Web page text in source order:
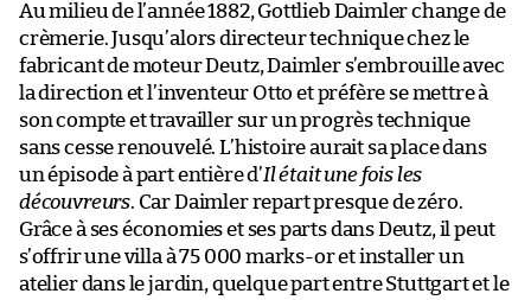
Au milieu de l’année 1882, Gottlieb Daimler change de
crèmerie. Jusqu’alors directeur technique chez le
fabricant de moteur Deutz, Daimler s’embrouille avec
la direction et l’inventeur Otto et préfère se mettre à
son compte et travailler sur un progrès technique
sans cesse renouvelé. L’histoire aurait sa place dans
un épisode à part entière d’Il était une fois les
découvreurs. Car Daimler repart presque de zéro.
Grâce à ses économies et ses parts dans Deutz, il peut
s’offrir une villa à 75 000 marks-or et installer un
atelier dans le jardin, quelque part entre Stuttgart et le